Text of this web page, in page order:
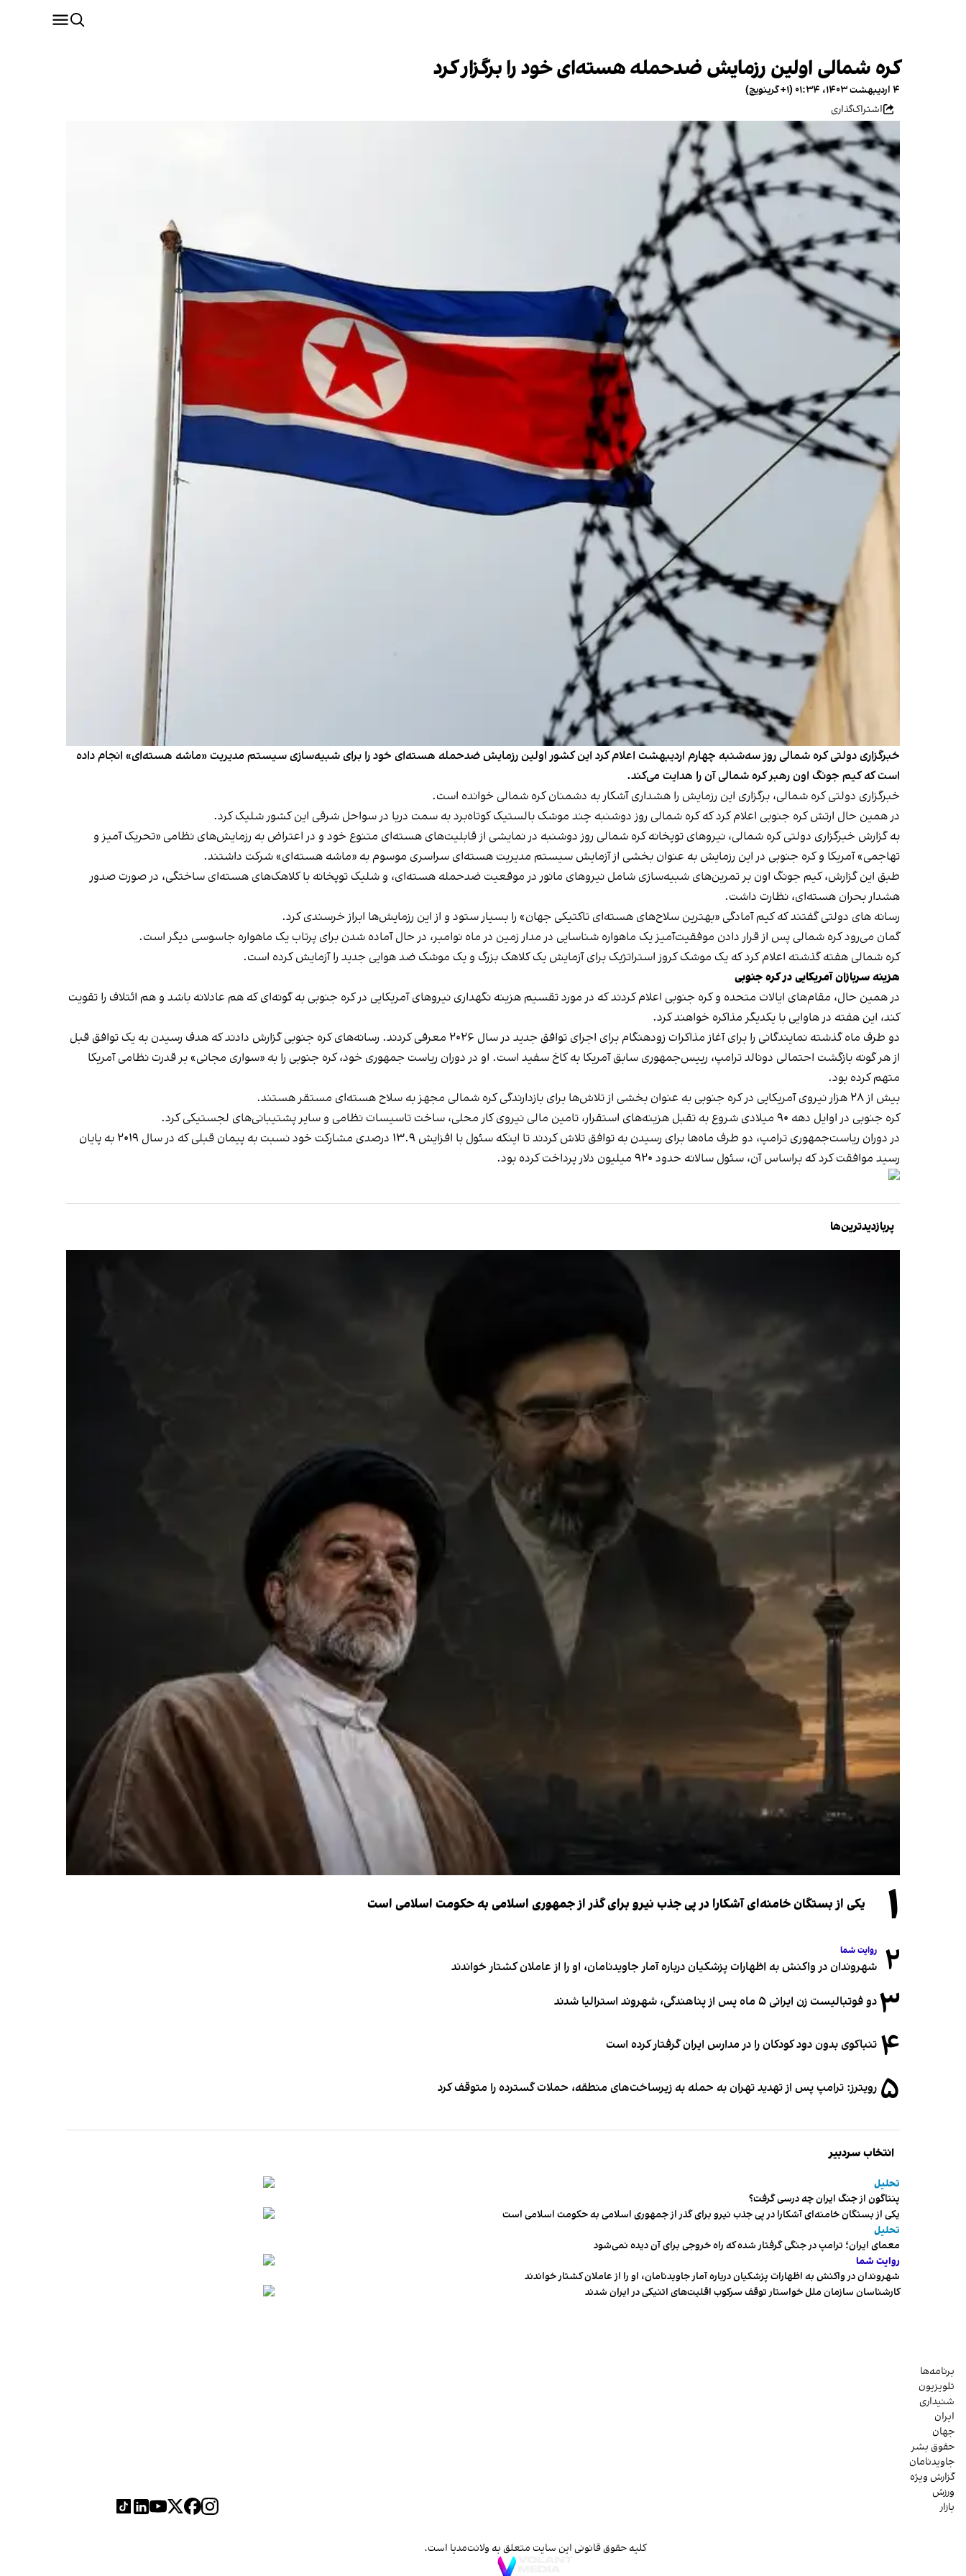
کره شمالی اولین رزمایش ضدحمله هسته‌ای خود را برگزار کرد
۴ اردیبهشت ۱۴۰۳، ۰۱:۳۴ (‎+۱ گرینویچ)
اشتراک‌گذاری
خبرگزاری دولتی کره شمالی روز سه‌شنبه چهارم اردیبهشت اعلام کرد این کشور اولین رزمایش ضدحمله هسته‌ای خود را برای شبیه‌سازی سیستم مدیریت «ماشه هسته‌ای» انجام داده
است که کیم جونگ اون رهبر کره شمالی آن را هدایت می‌کند.
خبرگزاری دولتی کره شمالی، برگزاری این رزمایش را هشداری آشکار به دشمنان کره شمالی خوانده است.
در همین حال ارتش کره جنوبی اعلام کرد که کره شمالی روز دوشنبه چند موشک بالستیک کوتاه‌برد به سمت دریا در سواحل شرقی این کشور شلیک کرد.
به گزارش خبرگزاری دولتی کره شمالی، نیروهای توپخانه کره شمالی روز دوشنبه در نمایشی از قابلیت‌های هسته‌ای متنوع خود و در اعتراض به رزمایش‌های نظامی «تحریک آمیز و
تهاجمی» آمریکا و کره جنوبی در این رزمایش به عنوان بخشی از آزمایش سیستم مدیریت هسته‌ای سراسری موسوم به «ماشه هسته‌ای» شرکت داشتند.
طبق این گزارش، کیم جونگ اون بر تمرین‌های شبیه‌سازی شامل نیروهای مانور در موقعیت ضدحمله هسته‌ای، و شلیک توپخانه با کلاهک‌های هسته‌ای ساختگی، در صورت صدور
هشدار بحران هسته‌ای، نظارت داشت.
رسانه های دولتی گفتند که کیم آمادگی «بهترین سلاح‌های هسته‌ای تاکتیکی جهان» را بسیار ستود و از این رزمایش‌ها ابراز خرسندی کرد.
گمان می‌رود کره شمالی پس از قرار دادن موفقیت‌آمیز یک ماهواره شناسایی در مدار زمین در ماه نوامبر، در حال آماده شدن برای پرتاب یک ماهواره جاسوسی دیگر است.
کره شمالی هفته گذشته اعلام کرد که یک موشک کروز استراتژیک برای آزمایش یک کلاهک بزرگ و یک موشک ضد هوایی جدید را آزمایش کرده است.
هزینه سربازان آمریکایی در کره جنوبی
در همین حال، مقام‌های ایالات متحده و کره جنوبی اعلام کردند که در مورد تقسیم هزینه نگهداری نیروهای آمریکایی در کره جنوبی به گونه‌ای که هم عادلانه باشد و هم ائتلاف را تقویت
کند، این هفته در هاوایی با یکدیگر مذاکره خواهند کرد.
دو طرف ماه گذشته نمایندگانی را برای آغاز مذاکرات زودهنگام برای اجرای توافق جدید در سال ۲۰۲۶ معرفی کردند. رسانه‌های کره جنوبی گزارش دادند که هدف رسیدن به یک توافق قبل
از هر گونه بازگشت احتمالی دونالد ترامپ، رییس‌جمهوری سابق آمریکا به کاخ سفید است. او در دوران ریاست جمهوری خود، کره جنوبی را به «سواری مجانی» بر قدرت نظامی آمریکا
متهم کرده بود.
بیش از ۲۸ هزار نیروی آمریکایی در کره جنوبی به عنوان بخشی از تلاش‌ها برای بازدارندگی کره شمالی مجهز به سلاح هسته‌ای مستقر هستند.
کره جنوبی در اوایل دهه ۹۰ میلادی شروع به تقبل هزینه‌های استقرار، تامین مالی نیروی کار محلی، ساخت تاسیسات نظامی و سایر پشتیبانی‌های لجستیکی کرد.
در دوران ریاست‌جمهوری ترامپ، دو طرف‌ ماه‌ها برای رسیدن به توافق تلاش کردند تا اینکه سئول با افزایش ۱۳.۹ درصدی مشارکت خود نسبت به پیمان قبلی که در سال ۲۰۱۹ به پایان
رسید موافقت کرد که براساس آن، سئول سالانه حدود ۹۲۰ میلیون دلار پرداخت کرده بود.
پربازدیدترین‌ها
۱ یکی از بستگان خامنه‌ای آشکارا در پی جذب نیرو برای گذر از جمهوری اسلامی به حکومت اسلامی است
۲ روایت شما
شهروندان در واکنش به اظهارات پزشکیان درباره آمار جاویدنامان، او را از عاملان کشتار خواندند
۳دو فوتبالیست زن ایرانی ۵ ماه پس از پناهندگی، شهروند استرالیا شدند
۴ تنباکوی بدون دود کودکان را در مدارس ایران گرفتار کرده است
۵ رویترز: ترامپ پس از تهدید تهران به حمله به زیرساخت‌های منطقه، حملات گسترده را متوقف کرد
انتخاب سردبیر
تحلیل
پنتاگون از جنگ ایران چه درسی گرفت؟
یکی از بستگان خامنه‌ای آشکارا در پی جذب نیرو برای گذر از جمهوری اسلامی به حکومت اسلامی است
تحلیل
معمای ایران؛ ترامپ در جنگی گرفتار شده که راه خروجی برای آن دیده نمی‌شود
روایت شما
شهروندان در واکنش به اظهارات پزشکیان درباره آمار جاویدنامان، او را از عاملان کشتار خواندند
کارشناسان سازمان ملل خواستار توقف سرکوب اقلیت‌های اتنیکی در ایران شدند
برنامه‌ها
تلویزیون
شنیداری
ایران
جهان
حقوق بشر
جاویدنامان
گزارش ویژه
ورزش
بازار
کلیه حقوق قانونی این سایت متعلق به ولانت‌مدیا است.